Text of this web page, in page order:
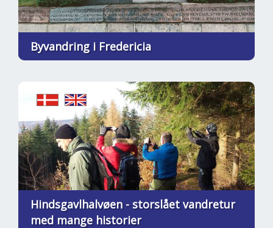
Byvandring i Fredericia
Hindsgavlhalvøen - storslået vandretur
med mange historier